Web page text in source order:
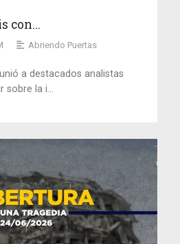
con...
Abriendo Puertas
a destacados analistas
la i...